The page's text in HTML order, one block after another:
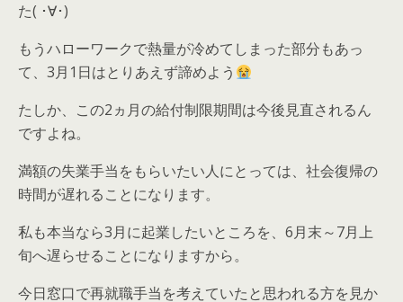
た( ･∀･)
もうハローワークで熱量が冷めてしまった部分もあっ
て、3月1日はとりあえず諦めよう
たしか、この2ヵ月の給付制限期間は今後見直されるん
ですよね。
満額の失業手当をもらいたい人にとっては、社会復帰の
時間が遅れることになります。
私も本当なら3月に起業したいところを、6月末～7月上
旬へ遅らせることになりますから。
今日窓口で再就職手当を考えていたと思われる方を見か